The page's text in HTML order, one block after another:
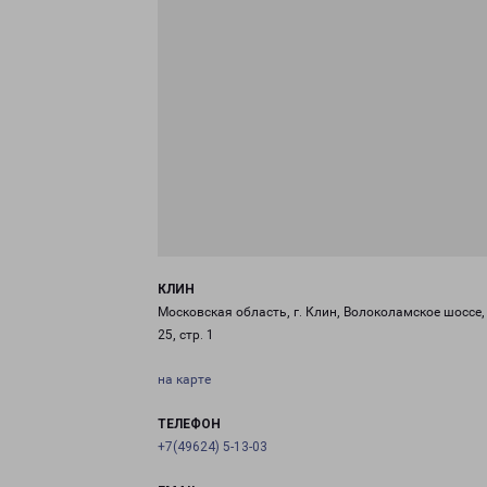
КЛИН
Московская область, г. Клин, Волоколамское шоссе,
25, стр. 1
на карте
ТЕЛЕФОН
+7(49624) 5-13-03